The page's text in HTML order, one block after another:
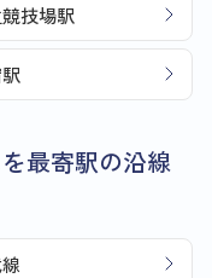
技場駅
最寄駅の沿線